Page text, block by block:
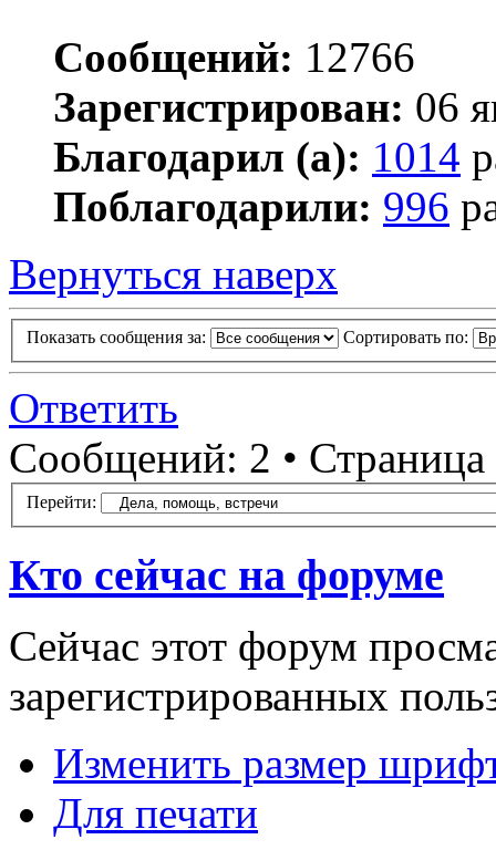
Сообщений: 12766
Зарегистрирован: 06
Благодарил (а): 1014
Поблагодарили: 996
Вернуться наверх
Показать сообщения за: Сортировать по:
Ответить
Сообщений: 2 • Страница
Перейти:
Кто сейчас на форуме
Сейчас этот форум
зарегистрированных
Изменить размер
Для печати